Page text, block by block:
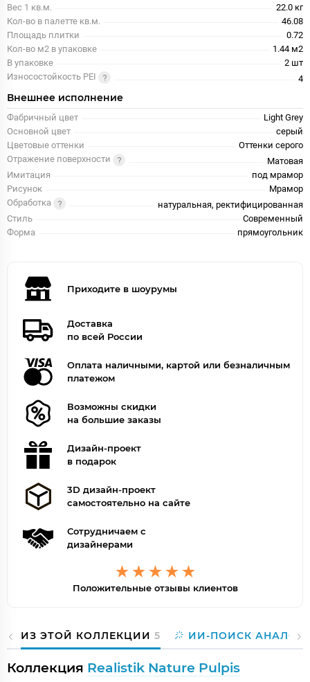
Вес 1 кв.м.
22.0 кг
Кол-во в палетте кв.м.
46.08
Площадь плитки
0.72
Кол-во м2 в упаковке
1.44 м2
В упаковке
2 шт
Износостойкость PEI
4
Внешнее исполнение
Фабричный цвет
Light Grey
Основной цвет
серый
Цветовые оттенки
Оттенки серого
Отражение поверхности
Матовая
Имитация
под мрамор
Рисунок
Мрамор
Обработка
натуральная, ректифицированная
Стиль
Современный
Форма
прямоугольник
Приходите в шоурумы
Доставка
по всей России
Оплата наличными, картой или безналичным
платежом
Возможны скидки
на большие заказы
Дизайн-проект
в подарок
3D дизайн-проект
самостоятельно на сайте
Сотрудничаем с
дизайнерами
Положительные отзывы клиентов
ИЗ ЭТОЙ КОЛЛЕКЦИИ 5 ИИ-ПОИСК
Коллекция Realistik Nature Pulpis